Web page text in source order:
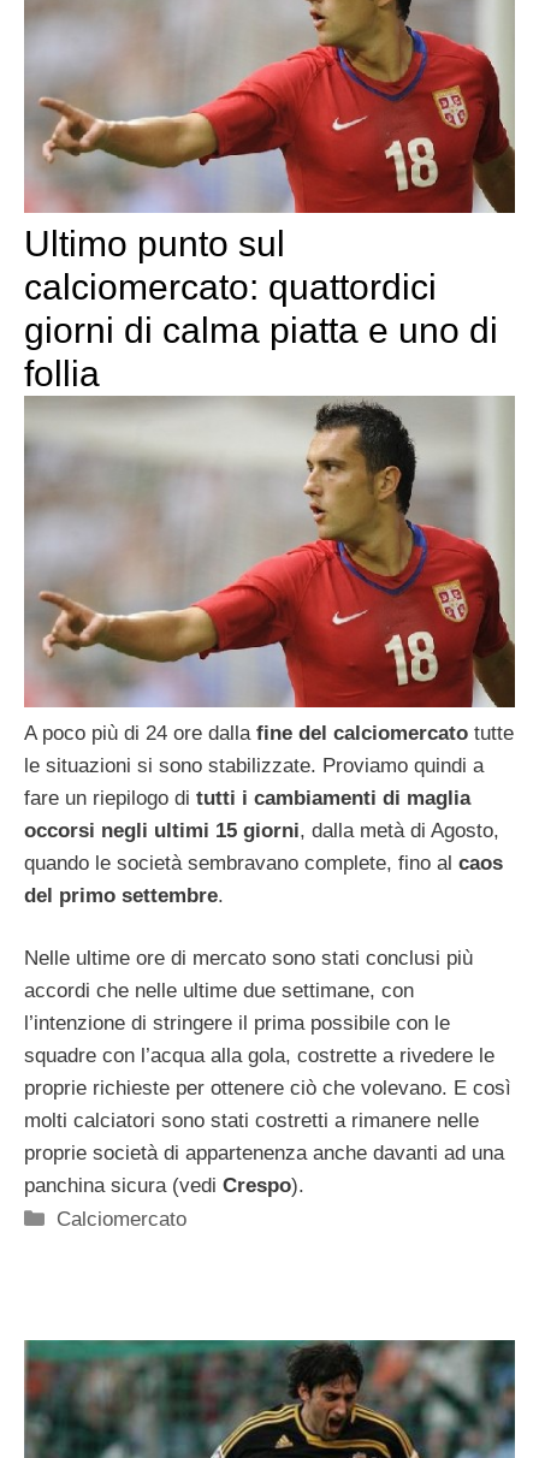
Ultimo punto sul
calciomercato: quattordici
giorni di calma piatta e uno di
follia
A poco più di 24 ore dalla fine del calciomercato tutte
le situazioni si sono stabilizzate. Proviamo quindi a
fare un riepilogo di tutti i cambiamenti di maglia
occorsi negli ultimi 15 giorni, dalla metà di Agosto,
quando le società sembravano complete, fino al caos
del primo settembre.
Nelle ultime ore di mercato sono stati conclusi più
accordi che nelle ultime due settimane, con
l’intenzione di stringere il prima possibile con le
squadre con l’acqua alla gola, costrette a rivedere le
proprie richieste per ottenere ciò che volevano. E così
molti calciatori sono stati costretti a rimanere nelle
proprie società di appartenenza anche davanti ad una
panchina sicura (vedi Crespo).
Categorie
Calciomercato